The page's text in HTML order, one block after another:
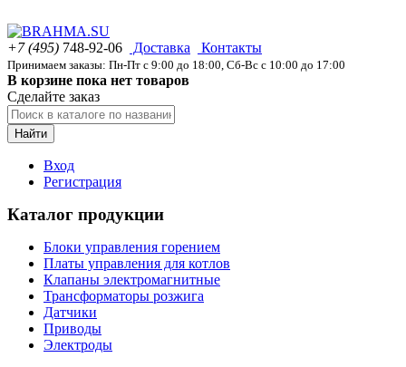
+7 (495) 748-92-06 Доставка Контакты
Принимаем заказы: Пн-Пт с 9:00 до 18:00, Сб-Вс с 10:00 до 17:00
В корзине пока нет товаров
Сделайте заказ
Найти
Вход
Регистрация
Каталог продукции
Блоки управления горением
Платы управления для котлов
Клапаны электромагнитные
Трансформаторы розжига
Датчики
Приводы
Электроды